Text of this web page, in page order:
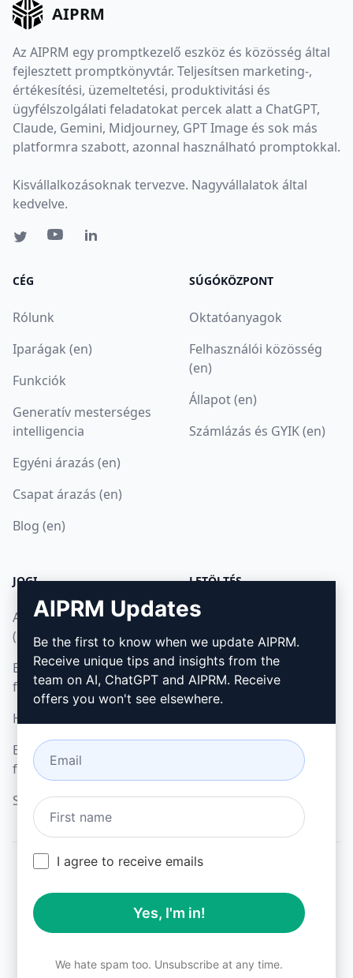
AIPRM
Az AIPRM egy promptkezelő eszköz és közösség által
fejlesztett promptkönyvtár. Teljesítsen marketing-,
értékesítési, üzemeltetési, produktivitási és
ügyfélszolgálati feladatokat percek alatt a ChatGPT,
Claude, Gemini, Midjourney, GPT Image és sok más
platformra szabott, azonnal használható promptokkal.
Kisvállalkozásoknak tervezve. Nagyvállalatok által
kedvelve.
CÉG
Rólunk
Iparágak (en)
Funkciók
Generatív mesterséges
intelligencia
Egyéni árazás (en)
Csapat árazás (en)
Blog (en)
SÚGÓKÖZPONT
Oktatóanyagok
Felhasználói közösség
(en)
Állapot (en)
Számlázás és GYIK (en)
JOGI
Adatvédelmi irányelvek
(en)
Elfogadható használati
feltételek (en)
Használati feltételek (en)
Böngésző bővítmény
feltételei (en)
Számlázási feltételek (en)
LETÖLTÉS
Hogyan telepítsük
Google Chrome
Microsoft Edge
All logos, trademarks, and registered trademarks are the
property of their respective owners.
AIPRM and other related brand names are registered
laws.
AIPRM Updates
Be the first to know when we update AIPRM.
Receive unique tips and insights from the
team on AI, ChatGPT and AIPRM. Receive
offers you won't see elsewhere.
I agree to receive emails
Yes, I'm in!
We hate spam too. Unsubscribe at any time.